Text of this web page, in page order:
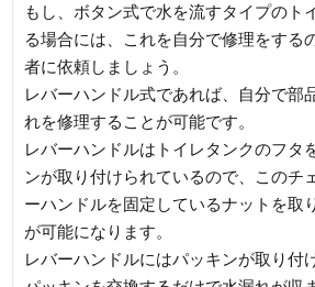
もし、ボタン式で水を流すタイプのト
る場合には、これを自分で修理をする
者に依頼しましょう。
レバーハンドル式であれば、自分で部
れを修理することが可能です。
レバーハンドルはトイレタンクのフタ
ンが取り付けられているので、このチ
ーハンドルを固定しているナットを取
が可能になります。
レバーハンドルにはパッキンが取り付